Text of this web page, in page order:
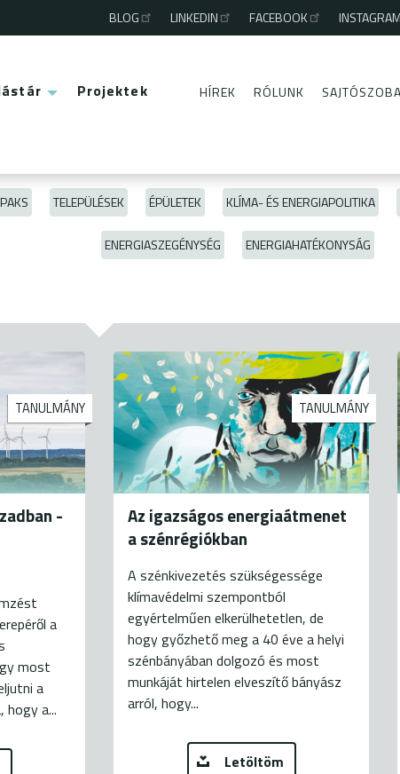
Projektek HÍREK RÓLUNK SAJTÓSZOBA
Third
BLOG LINKEDIN FACEBOOK INSTAGRAM
PAKS TELEPÜLÉSEK ÉPÜLETEK KLÍMA- ÉS ENERGIAPOLITIKA
ENERGIASZEGÉNYSÉG ENERGIAHATÉKONYSÁG
TANULMÁNY
-
a
most
a
hogy a...
TANULMÁNY
Az igazságos energiaátmenet
a szénrégiókban
A szénkivezetés szükségessége
klímavédelmi szempontból
egyértelműen elkerülhetetlen, de
hogy győzhető meg a 40 éve a helyi
szénbányában dolgozó és most
munkáját hirtelen elveszítő bányász
arról, hogy...
Letöltöm